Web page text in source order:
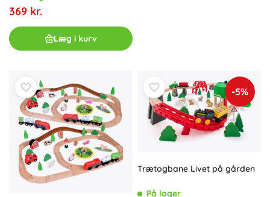
369 kr.
Læg i kurv
-5%
Trætogbane Livet på gården
På lager